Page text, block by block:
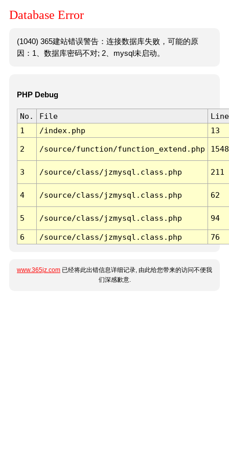
Database Error
(1040) 365建站错误警告：连接数据库失败，可能的原
因：1、数据库密码不对; 2、mysql未启动。
PHP Debug
No. File
Line
1
/index.php 13
2 /source/function/function_extend.php 1548
3 /source/class/jzmysql.class.php 211
4 /source/class/jzmysql.class.php 62
5 /source/class/jzmysql.class.php 94
6 /source/class/jzmysql.class.php 76
www.365jz.com 已经将此出错信息详细记录, 由此给您带来的访问不便我
们深感歉意.